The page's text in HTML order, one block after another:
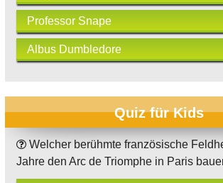
Professor Snape
Albus Dumbledore
Quiz für Kids
Welcher berühmte französische
Jahre den Arc de Triomphe in Paris